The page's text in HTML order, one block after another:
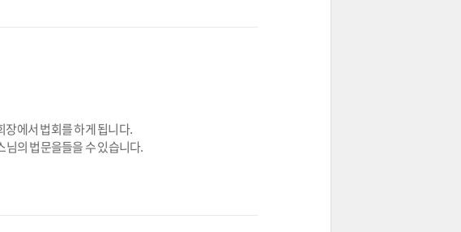
장에서 법회를 하게 됩니다.
님의 법문을들을 수 있습니다.